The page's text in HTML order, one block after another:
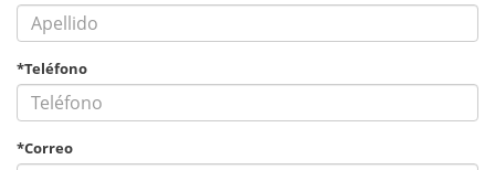
*Teléfono
*Correo